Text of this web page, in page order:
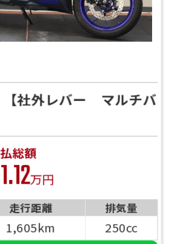
【社外レバー マルチバ
総額
万円
走行距離 排気量
1,605km 250cc